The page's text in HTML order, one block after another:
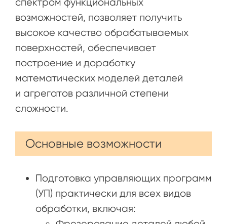
возможностей, позволяет получить
высокое качество обрабатываемых
поверхностей, обеспечивает
построение и доработку
математических моделей деталей
и агрегатов различной степени
сложности.
Основные возможности
Подготовка управляющих программ
(УП) практически для всех видов
обработки, включая: